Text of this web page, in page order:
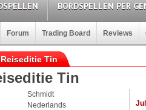
BORDSPELLEN PER
Forum Trading Board Reviews
Tin
Tin
Schmidt
Nederlands